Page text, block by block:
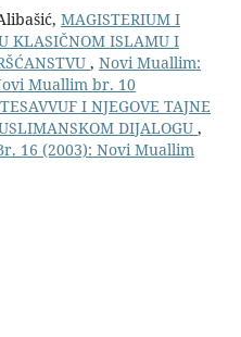
MAGISTERIUM I
KLASIČNOM ISLAMU I
, Novi Muallim:
Muallim br. 10
I NJEGOVE TAJNE
DIJALOGU ,
16 (2003): Novi Muallim